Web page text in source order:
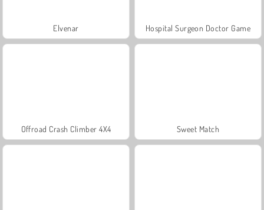
Elvenar Hospital Surgeon Doctor Game
Offroad Crash Climber 4X4 Sweet Match